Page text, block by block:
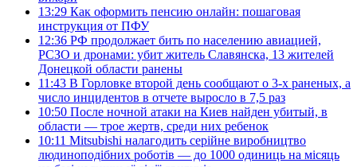
13:29 Как оформить пенсию онлайн: пошаговая
инструкция от ПФУ
12:36 РФ продолжает бить по населению авиацией,
РСЗО и дронами: убит житель Славянска, 13 жителей
Донецкой области ранены
11:43 В Горловке второй день сообщают о 3-х раненых, а
число инцидентов в отчете выросло в 7,5 раз
10:50 После ночной атаки на Киев найден убитый, в
области — трое жертв, среди них ребенок
10:11 Mitsubishi налагодить серійне виробництво
людиноподібних роботів — до 1000 одиниць на місяць